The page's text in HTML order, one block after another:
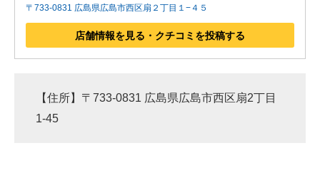
〒733-0831 広島県広島市西区扇２丁目１−４５
店舗情報を見る・クチコミを投稿する
【住所】〒733-0831 広島県広島市西区扇2丁目
1-45